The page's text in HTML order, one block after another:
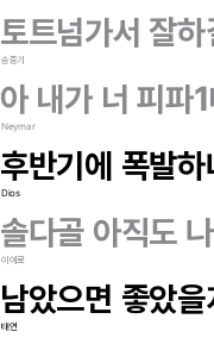
토트넘가서 잘
송중기
아 내가 너 피파
Neymar
후반기에 폭발
Dios
솔다골 아직도
이에로
남았으면 좋았
태연